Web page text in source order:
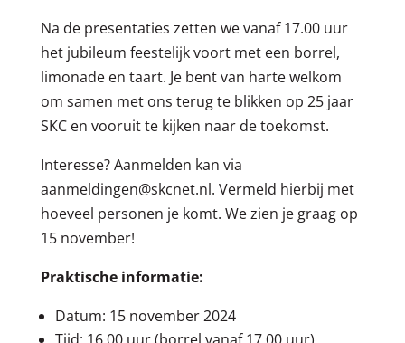
Na de presentaties zetten we vanaf 17.00 uur
het jubileum feestelijk voort met een borrel,
limonade en taart. Je bent van harte welkom
om samen met ons terug te blikken op 25 jaar
SKC en vooruit te kijken naar de toekomst.
Interesse? Aanmelden kan via
aanmeldingen@skcnet.nl. Vermeld hierbij met
hoeveel personen je komt. We zien je graag op
15 november!
Praktische informatie:
Datum: 15 november 2024